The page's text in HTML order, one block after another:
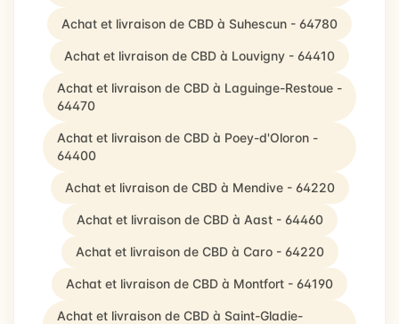
Achat et livraison de CBD à Suhescun - 64780
Achat et livraison de CBD à Louvigny - 64410
Achat et livraison de CBD à Laguinge-Restoue -
64470
Achat et livraison de CBD à Poey-d'Oloron -
64400
Achat et livraison de CBD à Mendive - 64220
Achat et livraison de CBD à Aast - 64460
Achat et livraison de CBD à Caro - 64220
Achat et livraison de CBD à Montfort - 64190
Achat et livraison de CBD à Saint-Gladie-